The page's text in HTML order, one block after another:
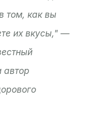
том, как вы
их вкусы," —
автор